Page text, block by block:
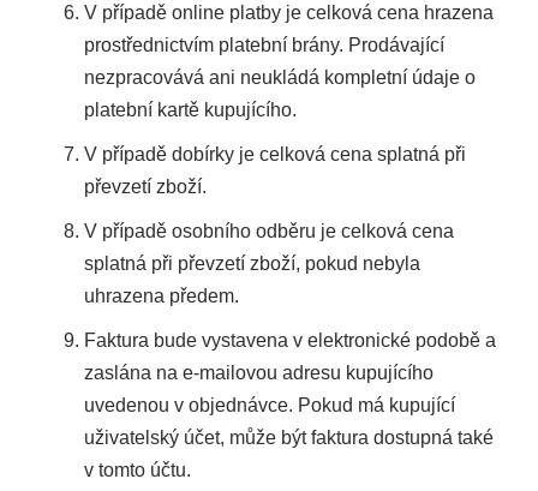
V případě online platby je celková cena hrazena
prostřednictvím platební brány. Prodávající
nezpracovává ani neukládá kompletní údaje o
platební kartě kupujícího.
V případě dobírky je celková cena splatná při
převzetí zboží.
V případě osobního odběru je celková cena
splatná při převzetí zboží, pokud nebyla
uhrazena předem.
Faktura bude vystavena v elektronické podobě a
zaslána na e-mailovou adresu kupujícího
uvedenou v objednávce. Pokud má kupující
uživatelský účet, může být faktura dostupná také
v tomto účtu.